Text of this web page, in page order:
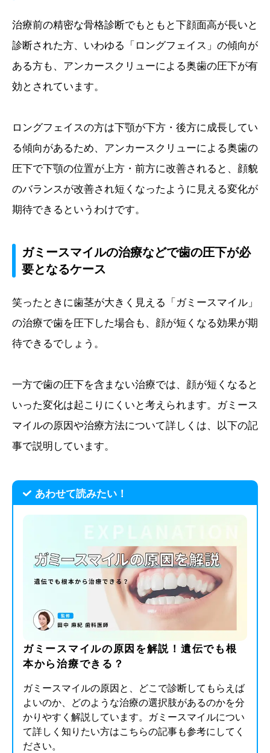
治療前の精密な骨格診断でもともと下顔面高が長いと
診断された方、いわゆる「ロングフェイス」の傾向が
ある方も、アンカースクリューによる奥歯の圧下が有
効とされています。
ロングフェイスの方は下顎が下方・後方に成長してい
る傾向があるため、アンカースクリューによる奥歯の
圧下で下顎の位置が上方・前方に改善されると、顔貌
のバランスが改善され短くなったように見える変化が
期待できるというわけです。
ガミースマイルの治療などで歯の圧下が必
要となるケース
笑ったときに歯茎が大きく見える「ガミースマイル」
の治療で歯を圧下した場合も、顔が短くなる効果が期
待できるでしょう。
一方で歯の圧下を含まない治療では、顔が短くなると
いった変化は起こりにくいと考えられます。ガミース
マイルの原因や治療方法について詳しくは、以下の記
事で説明しています。
あわせて読みたい！
ガミースマイルの原因を解説！遺伝でも根
本から治療できる？
ガミースマイルの原因と、どこで診断してもらえば
よいのか、どのような治療の選択肢があるのかを分
かりやすく解説しています。ガミースマイルについ
て詳しく知りたい方はこちらの記事も参考にしてく
ださい。